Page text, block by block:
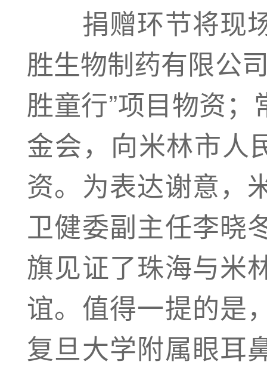
捐赠环节将现场
胜生物制药有限公
胜童行”项目物资
金会，向米林市人
资。为表达谢意，
卫健委副主任李晓
旗见证了珠海与米
谊。值得一提的是
复旦大学附属眼耳